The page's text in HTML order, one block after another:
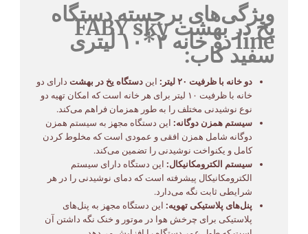
ویژگی‌های برجسته دستگاه
یخ در بهشت FABY sky
line دو خانه ۲*۱۰ لیتری
سفید کاب:
دو خانه با ظرفیت ۲۰ لیتر: ایندستگاه یخ در بهشت دارای دو
خانه با ظرفیت ۱۰ لیتر برای هر خانه است که امکان تهیه دو
نوع نوشیدنی مختلف را به طور همزمان فراهم می‌کند.
سیستم همزن دوگانه: این دستگاه مجهز به سیستم همزن
دوگانه شامل همزن افقی و عمودی است که مخلوط کردن
کامل و یکنواخت نوشیدنی را تضمین می‌کند.
سیستم الکترومکانیکال: این دستگاه دارای سیستم
الکترومکانیکال پیشرفته است که دمای نوشیدنی را در هر
شرایطی ثابت نگه می‌دارد.
پنل‌های پلاستیکی تهویه: این دستگاه مجهز به پنل‌های
پلاستیکی برای چرخش هوا در موتور و خنک نگه داشتن آن